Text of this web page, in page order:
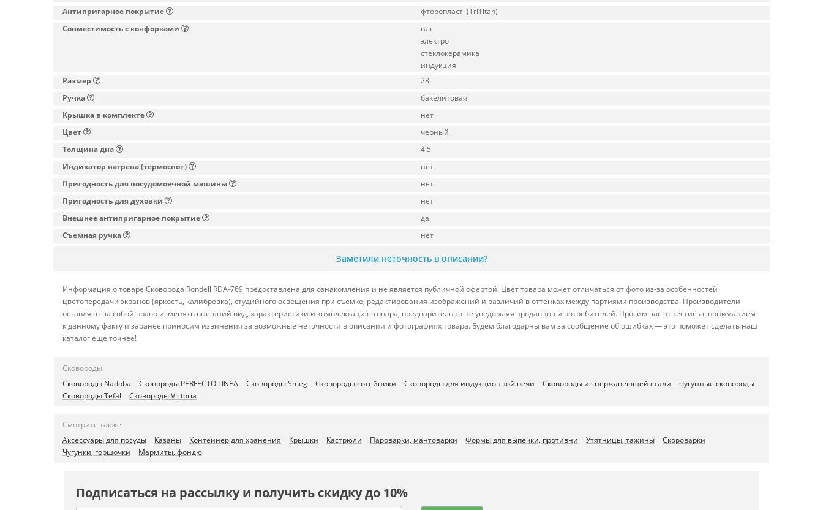
Антипригарное покрытие
фторопласт (TriTitan)
Совместимость с конфорками
газ
электро
стеклокерамика
индукция
Размер
28
Ручка
бакелитовая
Крышка в комплекте
нет
Цвет
черный
Толщина дна
4.5
Индикатор нагрева (термоспот)
нет
Пригодность для посудомоечной машины
нет
Пригодность для духовки
нет
Внешнее антипригарное покрытие
да
Съемная ручка
нет
Заметили неточность в описании?
Информация о товаре Сковорода Rondell RDA-769 предоставлена для ознакомления и не является публичной офертой. Цвет товара может отличаться от фото из-за особенностей
цветопередачи экранов (яркость, калибровка), студийного освещения при съемке, редактирования изображений и различий в оттенках между партиями производства. Производители
оставляют за собой право изменять внешний вид, характеристики и комплектацию товара, предварительно не уведомляя продавцов и потребителей. Просим вас отнестись с пониманием
к данному факту и заранее приносим извинения за возможные неточности в описании и фотографиях товара. Будем благодарны вам за сообщение об ошибках — это поможет сделать наш
каталог еще точнее!
Сковороды
Сковороды Nadoba
Сковороды PERFECTO LINEA Сковороды Smeg Сковороды сотейники Сковороды для индукционной печи Сковороды из нержавеющей стали
Чугунные сковороды
Сковороды Tefal
Сковороды Victoria
Смотрите также
Аксессуары для посуды
Казаны Контейнер для хранения Крышки Кастрюли Пароварки, мантоварки Формы для выпечки, противни Утятницы, тажины
Скороварки
Чугунки, горшочки
Мармиты, фондю
Подписаться на рассылку и получить скидку до 10%